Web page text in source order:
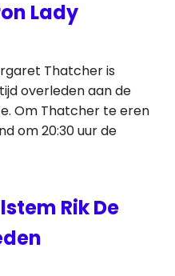
Lady
Thatcher is
overleden aan de
Om Thatcher te eren
om 20:30 uur de
Rik De